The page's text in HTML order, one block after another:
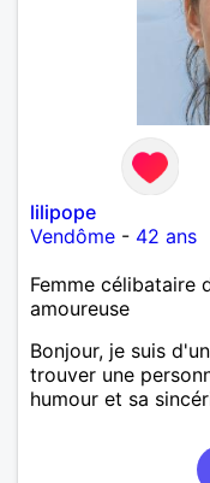
lilipope
Vendôme - 42 ans
Femme célibataire
amoureuse
Bonjour, je suis
trouver une
humour et sa